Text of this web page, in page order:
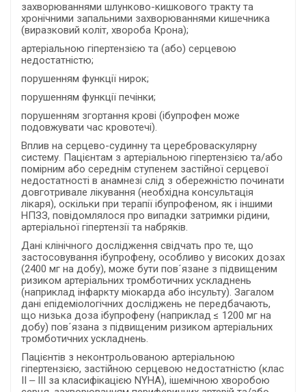
захворюваннями шлунково-кишкового тракту та
хронічними запальними захворюваннями кишечника
(виразковий коліт, хвороба Крона);
артеріальною гіпертензією та (або) серцевою
недостатністю;
порушенням функції нирок;
порушенням функції печінки;
порушенням згортання крові (ібупрофен може
подовжувати час кровотечі).
Вплив на серцево-судинну та цереброваскулярну
систему. Пацієнтам з артеріальною гіпертензією та/або
помірним або середнім ступенем застійної серцевої
недостатності в анамнезі слід з обережністю починати
довготривале лікування (необхідна консультація
лікаря), оскільки при терапії ібупрофеном, як і іншими
НПЗЗ, повідомлялося про випадки затримки рідини,
артеріальної гіпертензії та набряків.
Дані клінічного дослідження свідчать про те, що
застосовування ібупрофену, особливо у високих дозах
(2400 мг на добу), може бути пов´язане з підвищеним
ризиком артеріальних тромботичних ускладнень
(наприклад інфаркту міокарда або інсульту). Загалом
дані епідеміологічних досліджень не передбачають,
що низька доза ібупрофену (наприклад ≤ 1200 мг на
добу) пов´язана з підвищеним ризиком артеріальних
тромботичних ускладнень.
Пацієнтів з неконтрольованою артеріальною
гіпертензією, застійною серцевою недостатністю (клас
II ‒ III за класифікацією NYHA), ішемічною хворобою